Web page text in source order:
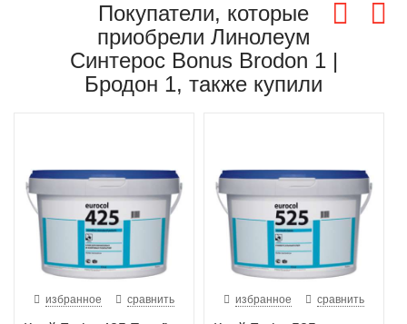
Покупатели, которые
приобрели Линолеум
Синтерос Bonus Brodon 1 |
Бродон 1, также купили
избранное сравнить избранное сравнить